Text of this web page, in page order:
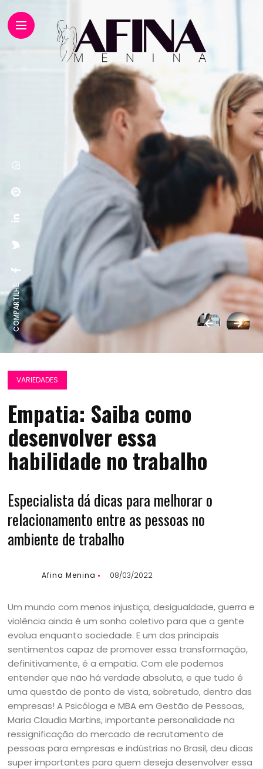
COMPARTILHE:
VARIEDADES
Empatia: Saiba como
desenvolver essa
habilidade no trabalho
Especialista dá dicas para melhorar o
relacionamento entre as pessoas no
ambiente de trabalho
Afina Menina 08/03/2022
Um mundo com menos injustiça, desigualdade, guerra e
violência ainda é um sonho coletivo para que a gente
evolua enquanto sociedade. E um dos principais
sentimentos capaz de promover essa transformação,
definitivamente, é a empatia. Com ele podemos
entender que não há verdade absoluta, e que tudo é
uma questão de ponto de vista, sobretudo, dentro das
empresas! A Psicóloga e MBA em Gestão de Pessoas,
Maria Claudia Martins, importante personalidade na
ressignificação do mercado de recrutamento de
pessoas para empresas e indústrias no Brasil, deu dicas
super importantes para quem deseja desenvolver essa